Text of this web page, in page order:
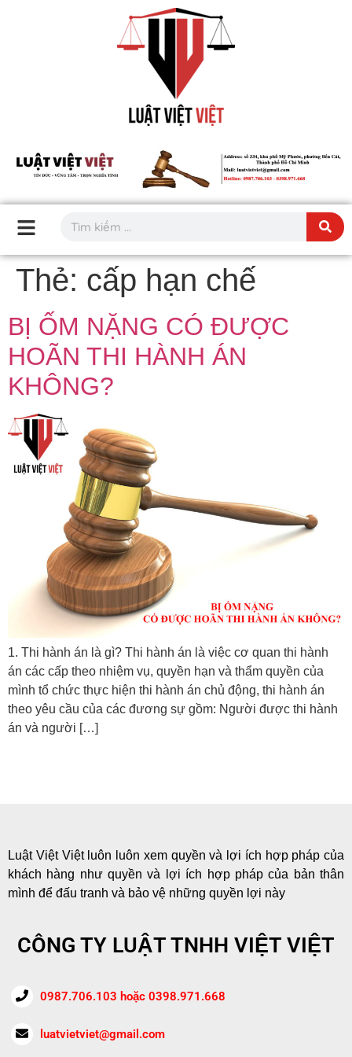
Thẻ: cấp hạn chế
BỊ ỐM NẶNG CÓ ĐƯỢC
HOÃN THI HÀNH ÁN
KHÔNG?
1. Thi hành án là gì? Thi hành án là việc cơ quan thi hành
án các cấp theo nhiệm vụ, quyền hạn và thẩm quyền của
mình tổ chức thực hiện thi hành án chủ động, thi hành án
theo yêu cầu của các đương sự gồm: Người được thi hành
án và người […]
Luật Việt Việt luôn luôn xem quyền và lợi ích hợp pháp của
khách hàng như quyền và lợi ích hợp pháp của bản thân
mình để đấu tranh và bảo vệ những quyền lợi này
CÔNG TY LUẬT TNHH VIỆT VIỆT
0987.706.103 hoặc 0398.971.668
luatvietviet@gmail.com